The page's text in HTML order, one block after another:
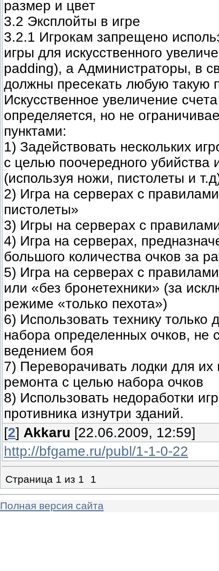
размер и цвет
3.2 Эксплойты в игре
3.2.1 Игрокам запрещено
игры для искусственного
padding), а Администраторы, в
должны пресекать любую такую
Искусственное увеличение
определяется, но не
пунктами:
1) Задействовать нескольких
с целью поочередного убийства
(используя ножи, пистолеты и
2) Игра на серверах с
пистолеты»
3) Игры на серверах с
4) Игра на серверах,
большого количества очков за
5) Игра на серверах с
или «без бронетехники» (за
режиме «только пехота»)
6) Использовать технику только
набора определенных очков, не
ведением боя
7) Переворачивать лодки для их
ремонта с целью набора очков
8) Использовать недоработки
противника изнутри зданий.
[2] Akkaru [22.06.2009, 12:59]
http://bfgame.ru/publ/1-1-0-22
Страница 1 из 1 1
Полная версия сайта